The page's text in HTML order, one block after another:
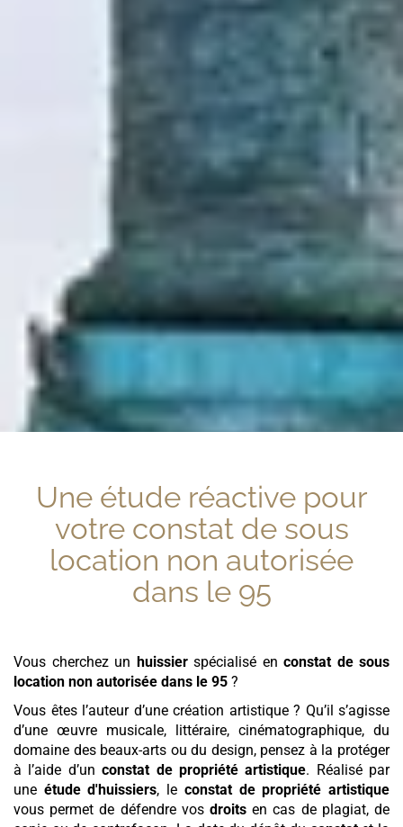
Une étude réactive pour
votre constat de sous
location non autorisée
dans le 95
Vous cherchez un huissierspécialisé en constat de sous
location non autorisée dans le 95 ?
Vous êtes l’auteur d’une création artistique ? Qu’il s’agisse
d’une œuvre musicale, littéraire, cinématographique, du
domaine des beaux-arts ou du design, pensez à la protéger
à l’aide d’unconstat de propriété artistique. Réalisé par
une étude d'huissiers, le constat de propriété artistique
vous permet de défendre vos droits en cas de plagiat, de